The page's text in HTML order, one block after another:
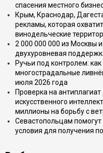
спасения местного
Крым, Краснодар,
рекламы, которая
винодельческие
2 000 000 000 из Москвы
двухуровневая
Ручьи под контролем:
многострадальные
июля 2026 года
Проверка на
искусственного
миллионы на борьбу с
Севастопольцам
условия для получения